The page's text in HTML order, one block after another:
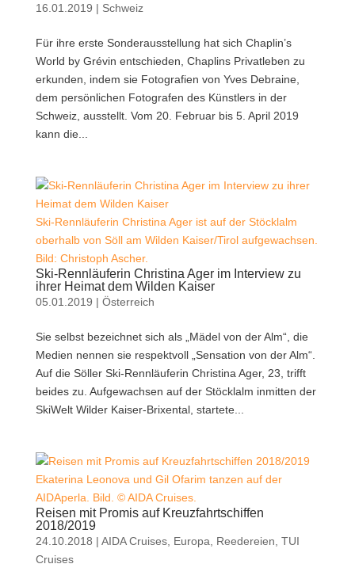
16.01.2019 | Schweiz
Für ihre erste Sonderausstellung hat sich Chaplin’s
World by Grévin entschieden, Chaplins Privatleben zu
erkunden, indem sie Fotografien von Yves Debraine,
dem persönlichen Fotografen des Künstlers in der
Schweiz, ausstellt. Vom 20. Februar bis 5. April 2019
kann die...
Ski-Rennläuferin Christina Ager ist auf der Stöcklalm
oberhalb von Söll am Wilden Kaiser/Tirol aufgewachsen.
Bild: Christoph Ascher.
Ski-Rennläuferin Christina Ager im Interview zu
ihrer Heimat dem Wilden Kaiser
05.01.2019 | Österreich
Sie selbst bezeichnet sich als „Mädel von der Alm“, die
Medien nennen sie respektvoll „Sensation von der Alm“.
Auf die Söller Ski-Rennläuferin Christina Ager, 23, trifft
beides zu. Aufgewachsen auf der Stöcklalm inmitten der
SkiWelt Wilder Kaiser-Brixental, startete...
Ekaterina Leonova und Gil Ofarim tanzen auf der
AIDAperla. Bild. © AIDA Cruises.
Reisen mit Promis auf Kreuzfahrtschiffen
2018/2019
24.10.2018 | AIDA Cruises, Europa Reedereien TUI
Cruises